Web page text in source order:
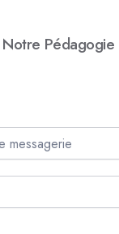
Notre Pédagogie